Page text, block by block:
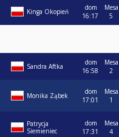
Kinga Okopień
dom
16:17
Mesa
5
Sandra Aftka
dom
16:58
Mesa
2
Monika Ząbek
dom
17:01
Mesa
1
Patrycja
Siemieniec
dom
17:31
Mesa
4